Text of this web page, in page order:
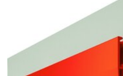
Industrie, Gewerbe,